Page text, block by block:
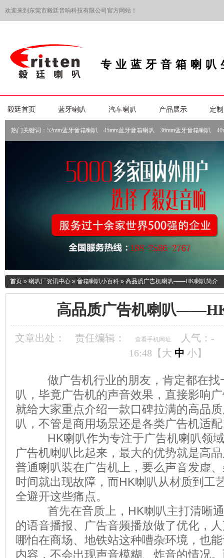
欢迎来到东莞市毅廷音响科技有限公司官方网站！
专业蓝牙音箱喇叭
毅廷首页 蓝牙喇叭 汽车喇叭 产品展示 定
热门关键词： 52mm蓝牙音箱喇叭 45mm蓝牙音箱喇叭 36mm蓝牙音箱喇叭
首页 » 喇叭厂资讯中心 » 音箱喇叭小百科 » 高品质广告机喇叭——HK喇叭简介
高品质广告机喇叭
文章出处： 责任编辑： 查看手机网址 人气： -
16:48【 大 中 小】
做广告机行业的朋友，肯定都在找
叭，毕竟广告机的声音效果，直接影响
就给大家重点介绍一款口碑拉满的高品
叭，不管是商用场景还是各类广告机适
HK喇叭作为专注于广告机喇叭领域
广告机喇叭比起来，最大的优势就是高
普通喇叭装在广告机上，要么声音发虚
时间就出现故障，而HK喇叭从材质到工
全避开这些痛点。
首先在音质上，HK喇叭主打清晰通
的语音播报、广告音频播放做了优化，
哪怕在商场、地铁站这种嘈杂环境，也
内容，不会出现声音模糊、炸音的情况